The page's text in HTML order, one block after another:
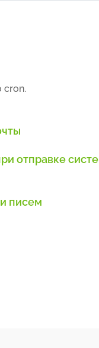
cron.
отправке
писем